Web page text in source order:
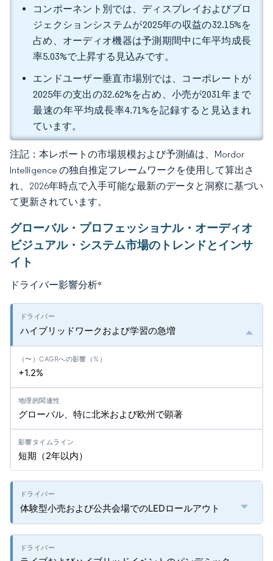
コンポーネント別では、ディスプレイおよびプロ
ジェクションシステムが2025年の収益の32.15%を
占め、オーディオ機器は予測期間中に年平均成長
率5.03%で上昇する見込みです。
エンドユーザー垂直市場別では、コーポレートが
2025年の支出の32.62%を占め、小売が2031年まで
最速の年平均成長率4.71%を記録すると見込まれ
ています。
注記：本レポートの市場規模および予測値は、Mordor
Intelligence の独自推定フレームワークを使用して算出さ
れ、2026年時点で入手可能な最新のデータと洞察に基づい
て更新されています。
グローバル・プロフェッショナル・オーディオ
ビジュアル・システム市場のトレンドとインサ
イト
ドライバー影響分析*
ハイブリッドワークおよび学習の急増
+1.2%
グローバル、特に北米および欧州で顕著
短期（2年以内）
体験型小売および公共会場でのLEDロールアウト